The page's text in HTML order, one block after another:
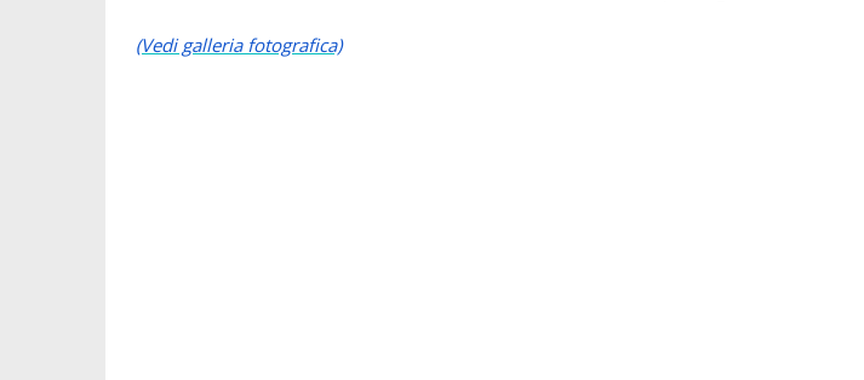
(Vedi galleria fotografica)